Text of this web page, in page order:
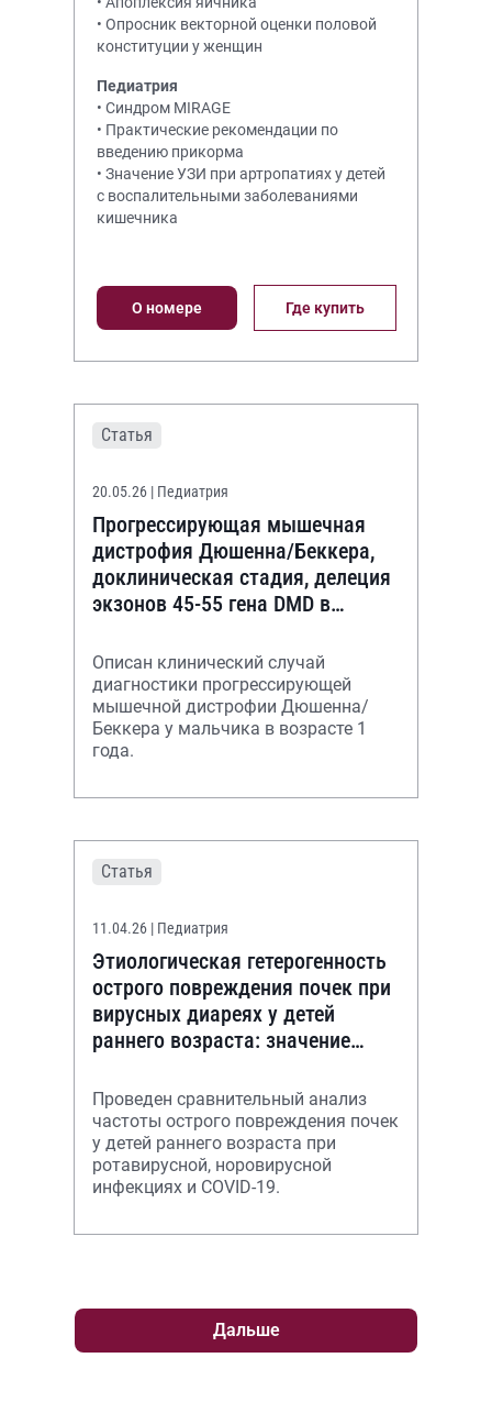
• Опросник векторной оценки половой
конституции у женщин
Педиатрия
• Синдром MIRAGE
• Практические рекомендации по
введению прикорма
• Значение УЗИ при артропатиях у детей
с воспалительными заболеваниями
кишечника
О номере Где купить
Статья
20.05.26 | Педиатрия
Прогрессирующая мышечная
дистрофия Дюшенна/Беккера,
доклиническая стадия, делеция
экзонов 45-55 гена DMD в
Описан клинический случай
диагностики прогрессирующей
мышечной дистрофии Дюшенна/
Беккера у мальчика в возрасте 1
года.
Статья
11.04.26 | Педиатрия
Этиологическая гетерогенность
острого повреждения почек при
вирусных диареях у детей
раннего возраста: значение
(NGAL, KIM-1,
Проведен сравнительный анализ
частоты острого повреждения почек
у детей раннего возраста при
ротавирусной, норовирусной
инфекциях и COVID-19.
Дальше